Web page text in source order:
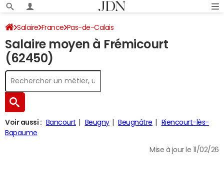
Salaire France Pas-de-Calais
Salaire moyen à Frémicourt
(62450)
Voir aussi : Bancourt Beugny Beugnâtre
Riencourt-lès-
Bapaume
Mise à jour le 11/02/26